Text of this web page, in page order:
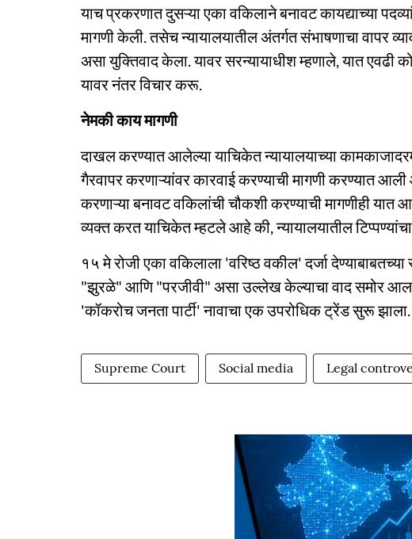
याच प्रकरणात दुसऱ्या एका वकिलाने बनावट कायद्याच्या
मागणी केली. तसेच न्यायालयातील अंतर्गत संभाषणाचा वापर
असा युक्तिवाद केला. यावर सरन्यायाधीश म्हणाले, यात एवढी
यावर नंतर विचार करू.
नेमकी काय मागणी
दाखल करण्यात आलेल्या याचिकेत न्यायालयाच्या
गैरवापर करणाऱ्यांवर कारवाई करण्याची मागणी करण्यात
करणाऱ्या बनावट वकिलांची चौकशी करण्याची मागणीही यात
व्यक्त करत याचिकेत म्हटले आहे की, न्यायालयातील
१५ मे रोजी एका वकिलाला 'वरिष्ठ वकील' दर्जा
"झुरळे" आणि "परजीवी" असा उल्लेख केल्याचा वाद समोर आला
'कॉकरोच जनता पार्टी' नावाचा एक उपरोधिक ट्रेंड सुरू झाला.
Supreme Court Social media Legal